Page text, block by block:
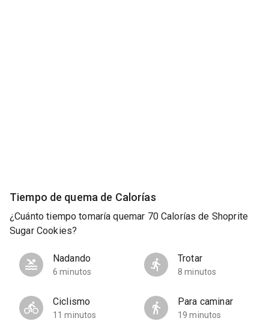
Tiempo de quema de Calorías
¿Cuánto tiempo tomaría quemar 70 Calorías de Shoprite
Sugar Cookies?
Nadando
6 minutos
Trotar
8 minutos
Ciclismo
11 minutos
Para caminar
19 minutos